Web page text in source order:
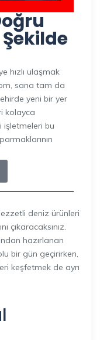
Şekilde
hızlı ulaşmak
sana tam da
yeni bir yer
kolayca
işletmeleri bu
deniz ürünleri
çıkaracaksınız.
hazırlanan
bir gün geçirirken,
keşfetmek de ayrı